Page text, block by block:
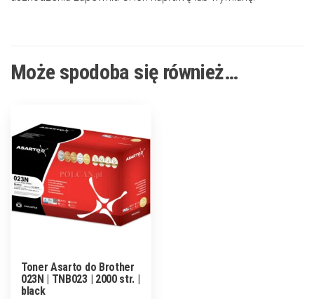
Może spodoba się również…
Toner Asarto do Brother
023N | TNB023 | 2000 str. |
black